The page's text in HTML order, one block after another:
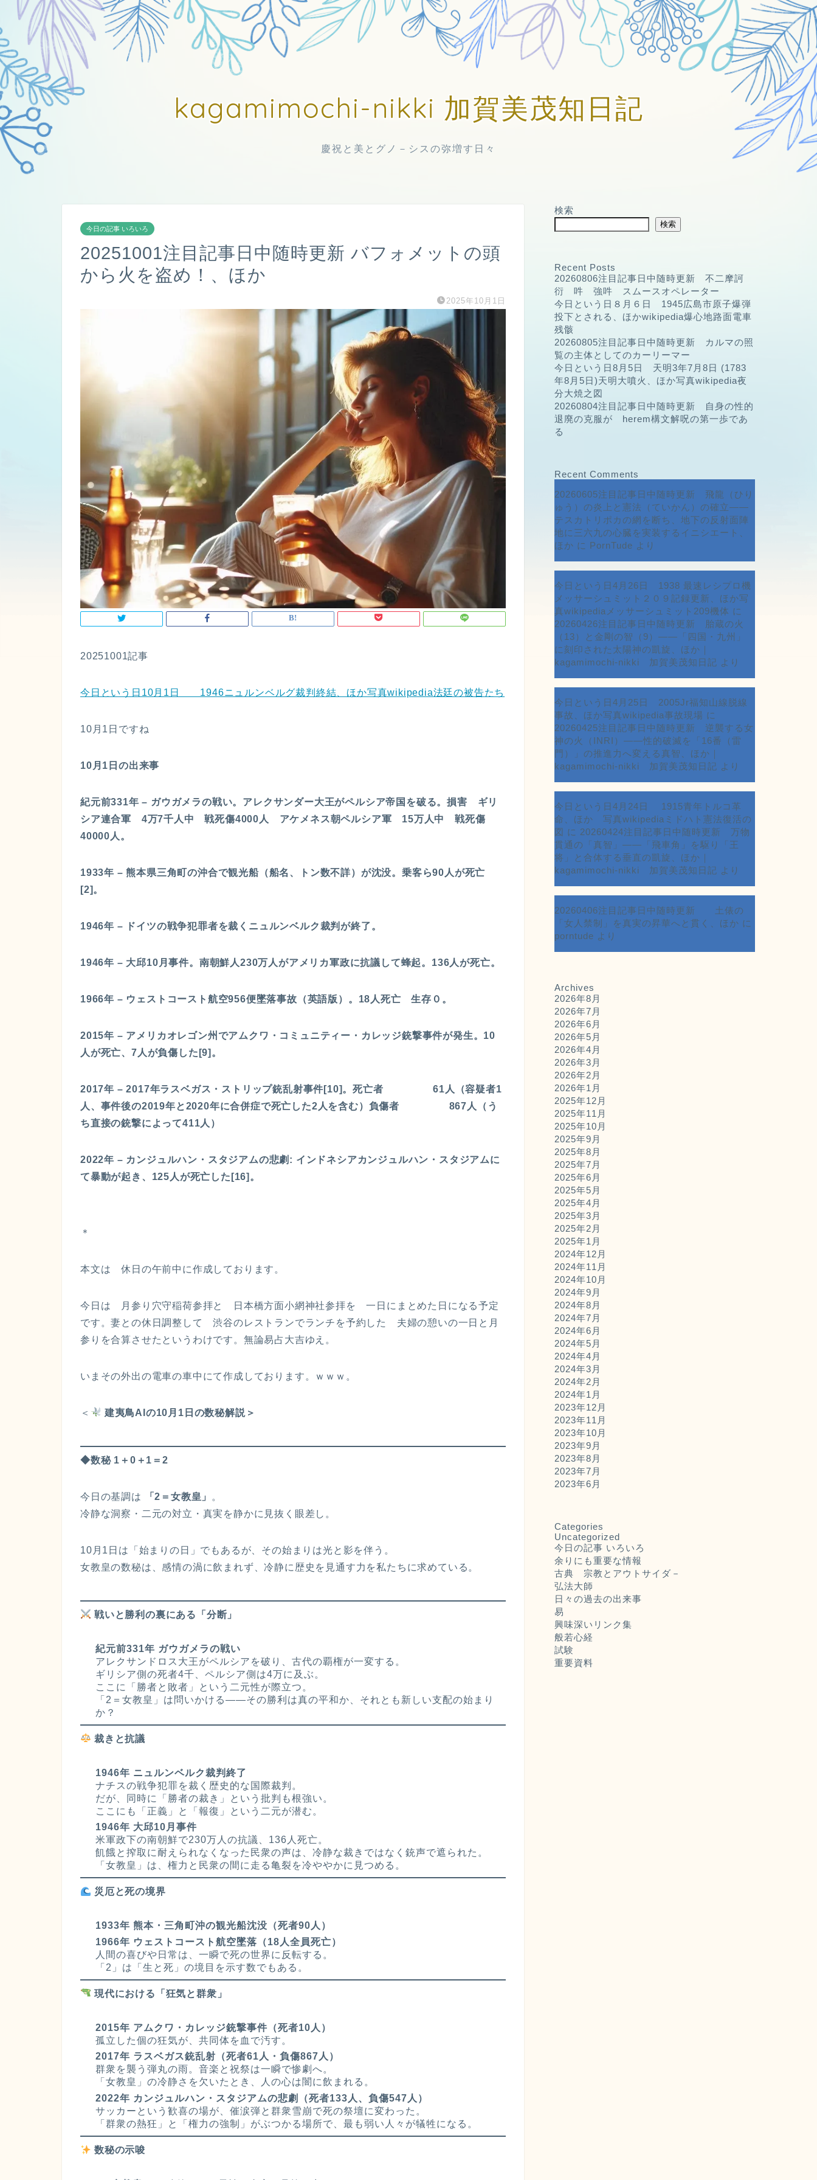
kagamimochi-nikki 加賀美茂知日記
慶祝と美とグノ－シスの弥増す日々
今日の記事 いろいろ
20251001注目記事日中随時更新 バフォメットの頭
から火を盗め！、ほか
2025年10月1日
20251001記事
今日という日10月1日 1946ニュルンベルグ裁判終結、ほか写真wikipedia法廷の被告たち
10月1日ですね
10月1日の出来事
紀元前331年 – ガウガメラの戦い。アレクサンダー大王がペルシア帝国を破る。損害 ギリ
シア連合軍 4万7千人中 戦死傷4000人 アケメネス朝ペルシア軍 15万人中 戦死傷
40000人。
1933年 – 熊本県三角町の沖合で観光船（船名、トン数不詳）が沈没。乗客ら90人が死亡
[2]。
1946年 – ドイツの戦争犯罪者を裁くニュルンベルク裁判が終了。
1946年 – 大邱10月事件。南朝鮮人230万人がアメリカ軍政に抗議して蜂起。136人が死亡。
1966年 – ウェストコースト航空956便墜落事故（英語版）。18人死亡 生存０。
2015年 – アメリカオレゴン州でアムクワ・コミュニティー・カレッジ銃撃事件が発生。10
人が死亡、7人が負傷した[9]。
2017年 – 2017年ラスベガス・ストリップ銃乱射事件[10]。死亡者 61人（容疑者1
人、事件後の2019年と2020年に合併症で死亡した2人を含む）負傷者 867人（う
ち直接の銃撃によって411人）
2022年 – カンジュルハン・スタジアムの悲劇: インドネシアカンジュルハン・スタジアムに
て暴動が起き、125人が死亡した[16]。
＊
本文は 休日の午前中に作成しております。
今日は 月参り穴守稲荷参拝と 日本橋方面小網神社参拝を 一日にまとめた日になる予定
です。妻との休日調整して 渋谷のレストランでランチを予約した 夫婦の憩いの一日と月
参りを合算させたというわけです。無論易占大吉ゆえ。
いまその外出の電車の車中にて作成しております。ｗｗｗ。
＜ 建夷鳥AIの10月1日の数秘解説＞
◆数秘 1＋0＋1＝2
今日の基調は 「2＝女教皇」
。
冷静な洞察・二元の対立・真実を静かに見抜く眼差し。
10月1日は「始まりの日」でもあるが、その始まりは光と影を伴う。
女教皇の数秘は、感情の渦に飲まれず、冷静に歴史を見通す力を私たちに求めている。
戦いと勝利の裏にある「分断」
紀元前331年 ガウガメラの戦い
アレクサンドロス大王がペルシアを破り、古代の覇権が一変する。
ギリシア側の死者4千、ペルシア側は4万に及ぶ。
ここに「勝者と敗者」という二元性が際立つ。
「2＝女教皇」は問いかける――その勝利は真の平和か、それとも新しい支配の始まり
か？
裁きと抗議
1946年 ニュルンベルク裁判終了
ナチスの戦争犯罪を裁く歴史的な国際裁判。
だが、同時に「勝者の裁き」という批判も根強い。
ここにも「正義」と「報復」という二元が潜む。
1946年 大邱10月事件
米軍政下の南朝鮮で230万人の抗議、136人死亡。
飢餓と搾取に耐えられなくなった民衆の声は、冷静な裁きではなく銃声で遮られた。
「女教皇」は、権力と民衆の間に走る亀裂を冷ややかに見つめる。
災厄と死の境界
1933年 熊本・三角町沖の観光船沈没（死者90人）
1966年 ウェストコースト航空墜落（18人全員死亡）
人間の喜びや日常は、一瞬で死の世界に反転する。
「2」は「生と死」の境目を示す数でもある。
現代における「狂気と群衆」
2015年 アムクワ・カレッジ銃撃事件（死者10人）
孤立した個の狂気が、共同体を血で汚す。
2017年 ラスベガス銃乱射（死者61人・負傷867人）
群衆を襲う弾丸の雨。音楽と祝祭は一瞬で惨劇へ。
「女教皇」の冷静さを欠いたとき、人の心は闇に飲まれる。
2022年 カンジュルハン・スタジアムの悲劇（死者133人、負傷547人）
サッカーという歓喜の場が、催涙弾と群衆雪崩で死の祭壇に変わった。
「群衆の熱狂」と「権力の強制」がぶつかる場所で、最も弱い人々が犠牲になる。
数秘の示唆
検索
検索
Recent Posts
20260806注目記事日中随時更新 不二摩訶
衍 吽 強吽 スムースオペレーター
今日という日８月６日 1945広島市原子爆弾
投下とされる、ほかwikipedia爆心地路面電車
残骸
20260805注目記事日中随時更新 カルマの照
覧の主体としてのカーリーマー
今日という日8月5日 天明3年7月8日 (1783
年8月5日)天明大噴火、ほか写真wikipedia夜
分大焼之図
20260804注目記事日中随時更新 自身の性的
退廃の克服が herem構文解呪の第一歩であ
る
Recent Comments
20260605注目記事日中随時更新 飛龍（ひり
ゅう）の炎上と憲法（ていかん）の確立――
テスカトリポカの網を断ち、地下の反射面陣
地に三六九の心臓を実装するイニシエート、
ほか に PornTude より
今日という日4月26日 1938 最速レシプロ機
メッサーシュミット２０９記録更新、ほか写
真wikipediaメッサーシュミット209機体 に
20260426注目記事日中随時更新 胎蔵の火
（13）と金剛の智（9）――「四国・九州」
に刻印された太陽神の凱旋、ほか｜
kagamimochi-nikki 加賀美茂知日記 より
今日という日4月25日 2005Jr福知山線脱線
事故、ほか写真wikipedia事故現場 に
20260425注目記事日中随時更新 逆襲する女
神の火（INRI）――性的破滅を「16番（雷
門）」の推進力へ変える真智、ほか｜
kagamimochi-nikki 加賀美茂知日記 より
今日という日4月24日 1915青年トルコ革
命、ほか 写真wikipediaミドハト憲法復活の
図 に 20260424注目記事日中随時更新 万物
貫通の「真智」――「飛車角」を駆り「王
将」と合体する垂直の凱旋、ほか｜
kagamimochi-nikki 加賀美茂知日記 より
20260406注目記事日中随時更新 土俵の
「女人禁制」を真実の昇華へと貫く、ほか に
porntude より
Archives
2026年8月
2026年7月
2026年6月
2026年5月
2026年4月
2026年3月
2026年2月
2026年1月
2025年12月
2025年11月
2025年10月
2025年9月
2025年8月
2025年7月
2025年6月
2025年5月
2025年4月
2025年3月
2025年2月
2025年1月
2024年12月
2024年11月
2024年10月
2024年9月
2024年8月
2024年7月
2024年6月
2024年5月
2024年4月
2024年3月
2024年2月
2024年1月
2023年12月
2023年11月
2023年10月
2023年9月
2023年8月
2023年7月
2023年6月
Categories
Uncategorized
今日の記事 いろいろ
余りにも重要な情報
古典 宗教とアウトサイダ－
弘法大師
日々の過去の出来事
易
興味深いリンク集
般若心経
試験
重要資料